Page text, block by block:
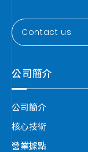
Contact us
公司簡介
公司簡介
核心技術
營業據點